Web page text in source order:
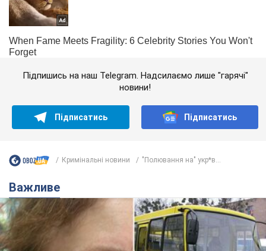
Підпишись на наш Telegram. Надсилаємо лише "гарячі"
новини!
Підписатись Підписатись
Кримінальні новини "Полювання на" укр*в...
Важливе